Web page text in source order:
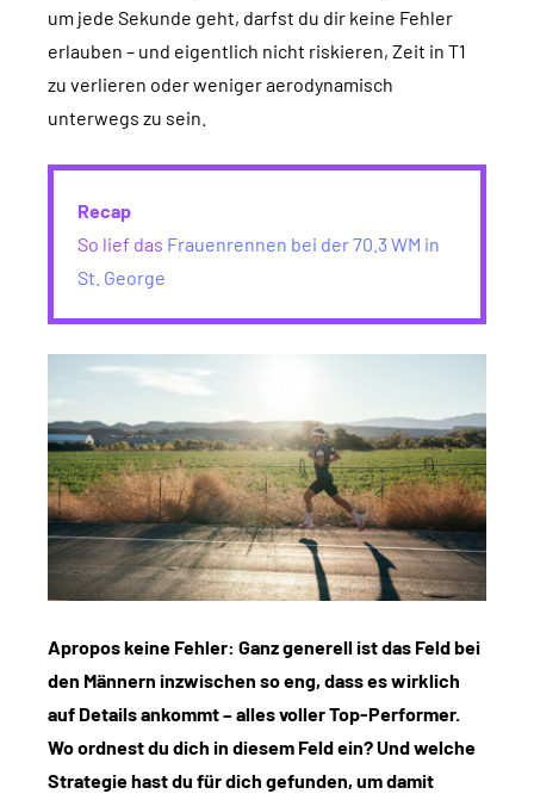
um jede Sekunde geht, darfst du dir keine Fehler
erlauben – und eigentlich nicht riskieren, Zeit in T1
zu verlieren oder weniger aerodynamisch
unterwegs zu sein.
Recap
So lief das Frauenrennen bei der 70.3 WM in
St. George
Apropos keine Fehler: Ganz generell ist das Feld bei
den Männern inzwischen so eng, dass es wirklich
auf Details ankommt – alles voller Top-Performer.
Wo ordnest du dich in diesem Feld ein? Und welche
Strategie hast du für dich gefunden, um damit